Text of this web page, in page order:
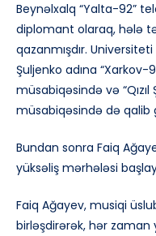
Beynəlxalq “Yalta-92”
diplomant olaraq, hələ
qazanmışdır.
Şuljenko adına “Xarkov-
müsabiqəsində və
müsabiqəsində də qalib
Bundan sonra Faiq
yüksəliş mərhələsi
Faiq Ağayev, musiqi
birləşdirərək, hər